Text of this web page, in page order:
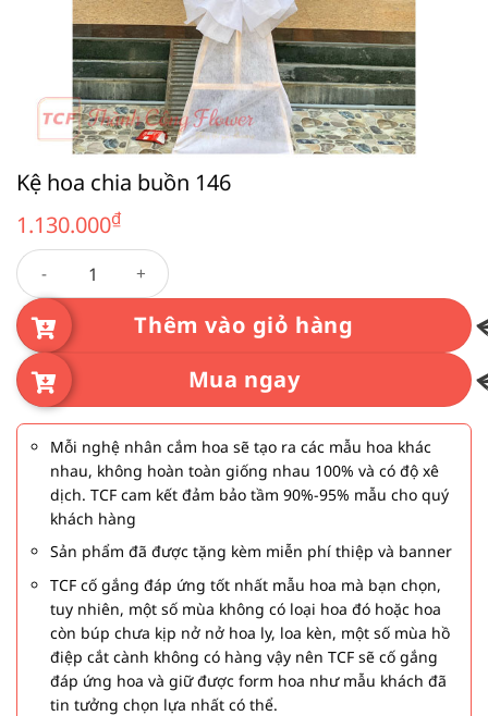
Kệ hoa chia buồn 146
1.130.000₫
Kệ hoa chia buồn 146 số lượng
Thêm vào giỏ hàng
Mua ngay
Mỗi nghệ nhân cắm hoa sẽ tạo ra các mẫu hoa khác
nhau, không hoàn toàn giống nhau 100% và có độ xê
dịch. TCF cam kết đảm bảo tầm 90%-95% mẫu cho quý
khách hàng
Sản phẩm đã được tặng kèm miễn phí thiệp và banner
TCF cố gắng đáp ứng tốt nhất mẫu hoa mà bạn chọn,
tuy nhiên, một số mùa không có loại hoa đó hoặc hoa
còn búp chưa kịp nở nở hoa ly, loa kèn, một số mùa hồ
điệp cắt cành không có hàng vậy nên TCF sẽ cố gắng
đáp ứng hoa và giữ được form hoa như mẫu khách đã
tin tưởng chọn lựa nhất có thể.